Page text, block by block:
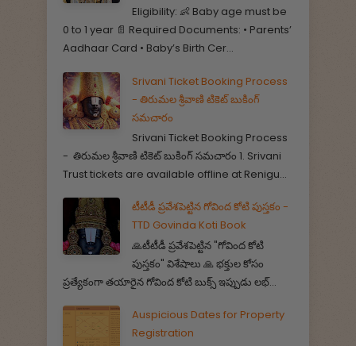
Eligibility: 👶 Baby age must be
0 to 1 year 📄 Required Documents: • Parents’
Aadhaar Card • Baby’s Birth Cer...
Srivani Ticket Booking Process
- తిరుమల శ్రీవాణి టికెట్ బుకింగ్
సమచారం
Srivani Ticket Booking Process
- తిరుమల శ్రీవాణి టికెట్ బుకింగ్ సమచారం 1. Srivani
Trust tickets are available offline at Renigu...
టీటీడీ ప్రవేశపెట్టిన గోవింద కోటి పుస్తకం -
TTD Govinda Koti Book
🙏టీటీడీ ప్రవేశపెట్టిన "గోవింద కోటి
పుస్తకం" విశేషాలు 🙏 భక్తుల కోసం
ప్రత్యేకంగా తయారైన గోవింద కోటి బుక్స్ ఇప్పుడు లభ్...
Auspicious Dates for Property
Registration